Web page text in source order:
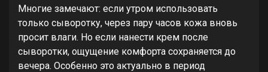
Многие замечают: если утром использовать
только сыворотку, через пару часов кожа вновь
просит влаги. Но если нанести крем после
сыворотки, ощущение комфорта сохраняется до
вечера. Особенно это актуально в период